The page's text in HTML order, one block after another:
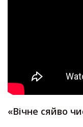
«Вічне сяйво